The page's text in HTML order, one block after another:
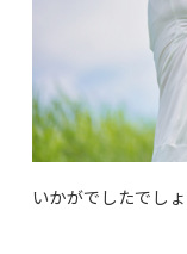
いかがでしたでし